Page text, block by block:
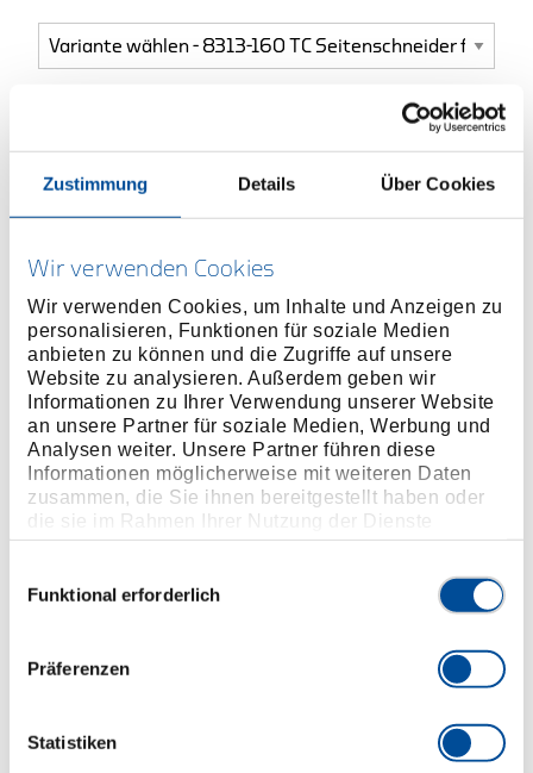
Zustimmung Details Über Cookies
Wir verwenden Cookies
Wir verwenden Cookies, um Inhalte und Anzeigen zu
personalisieren, Funktionen für soziale Medien
anbieten zu können und die Zugriffe auf unsere
Website zu analysieren. Außerdem geben wir
Informationen zu Ihrer Verwendung unserer Website
an unsere Partner für soziale Medien, Werbung und
Analysen weiter. Unsere Partner führen diese
Informationen möglicherweise mit weiteren Daten
zusammen, die Sie ihnen bereitgestellt haben oder
die sie im Rahmen Ihrer Nutzung der Dienste
gesammelt haben. Unsere vollständige
Funktional erforderlich
Präferenzen
Statistiken
HÄNDLER FINDEN
Produktbeschreibung
Ohne Fase zum glatten Abschneiden von
Kunststoffteilen oder ähnlichen weichen Werkstoffen
Schwarz, Schneidflächen plangeschliffen,
selbstöffnend durch Druckfeder
nur für Kunststoff
Ausführung TL = schwarz, mit blau getauchten
Ausführung TC = verchromt, mit blau getauchten
Abmessungen und Gewichte
Lieferumfang